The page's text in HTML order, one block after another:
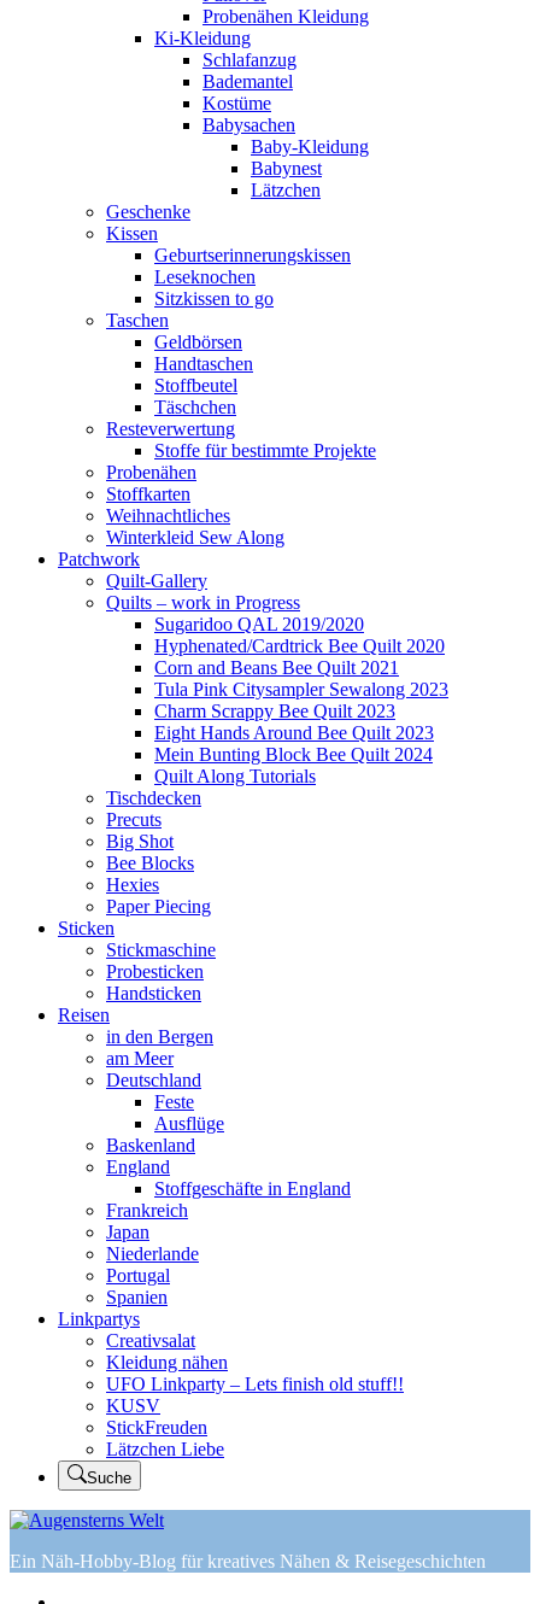
Probenähen Kleidung
Ki-Kleidung
Schlafanzug
Bademantel
Kostüme
Babysachen
Baby-Kleidung
Babynest
Lätzchen
Geschenke
Kissen
Geburtserinnerungskissen
Leseknochen
Sitzkissen to go
Taschen
Geldbörsen
Handtaschen
Stoffbeutel
Täschchen
Resteverwertung
Stoffe für bestimmte Projekte
Probenähen
Stoffkarten
Weihnachtliches
Winterkleid Sew Along
Patchwork
Quilt-Gallery
Quilts – work in Progress
Sugaridoo QAL 2019/2020
Hyphenated/Cardtrick Bee Quilt 2020
Corn and Beans Bee Quilt 2021
Tula Pink Citysampler Sewalong 2023
Charm Scrappy Bee Quilt 2023
Eight Hands Around Bee Quilt 2023
Mein Bunting Block Bee Quilt 2024
Quilt Along Tutorials
Tischdecken
Precuts
Big Shot
Bee Blocks
Hexies
Paper Piecing
Sticken
Stickmaschine
Probesticken
Handsticken
Reisen
in den Bergen
am Meer
Deutschland
Feste
Ausflüge
Baskenland
England
Stoffgeschäfte in England
Frankreich
Japan
Niederlande
Portugal
Spanien
Linkpartys
Creativsalat
Kleidung nähen
UFO Linkparty – Lets finish old stuff!!
KUSV
StickFreuden
Lätzchen Liebe
Suche
Ein Näh-Hobby-Blog für kreatives Nähen & Reisegeschichten